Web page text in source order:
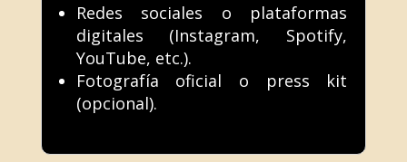
Redes sociales o plataformas
digitales (Instagram, Spotify,
YouTube, etc.).
Fotografía oficial o press kit
(opcional).